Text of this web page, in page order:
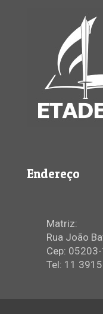
Endereço
Matriz:
Rua João
Cep:
Tel: 11